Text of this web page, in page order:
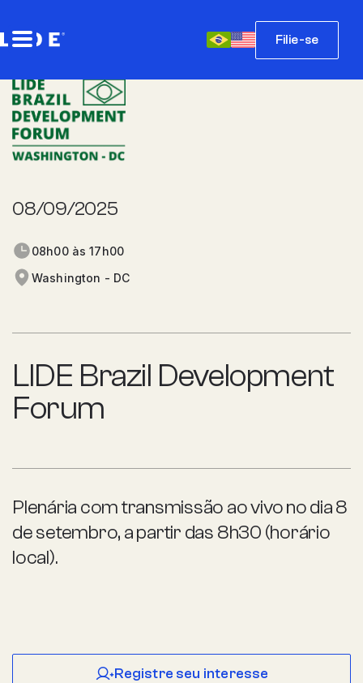
Filie-se
08/09/2025
08h00 às 17h00
Washington - DC
LIDE Brazil Development
Forum
Plenária com transmissão ao vivo no dia 8
de setembro, a partir das 8h30 (horário
local).
Registre seu interesse